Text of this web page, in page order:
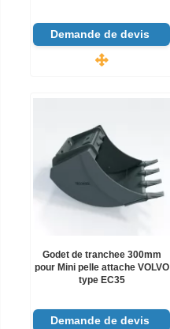
Demande de devis
Godet de tranchee 300mm
pour Mini pelle attache VOLVO
type EC35
Demande de devis